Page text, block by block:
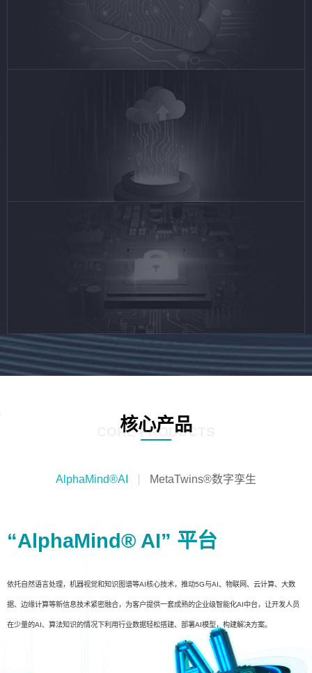
核心产品
CORE PRODUCTS
AlphaMind®AI MetaTwins®数字孪生
“AlphaMind® AI” 平台
依托自然语言处理，机器视觉和知识图谱等AI核心技术，推动5G与AI、物联网、云计算、大数
据、边缘计算等新信息技术紧密融合，为客户提供一套成熟的企业级智能化AI中台，让开发人员
在少量的AI、算法知识的情况下利用行业数据轻松搭建、部署AI模型，构建解决方案。